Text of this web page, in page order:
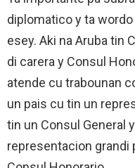
diplomatico y ta
esey. Aki na Aruba tin
di carera y Consul
atende cu trabounan
un pais cu tin un
tin un Consul General
representacion grandi